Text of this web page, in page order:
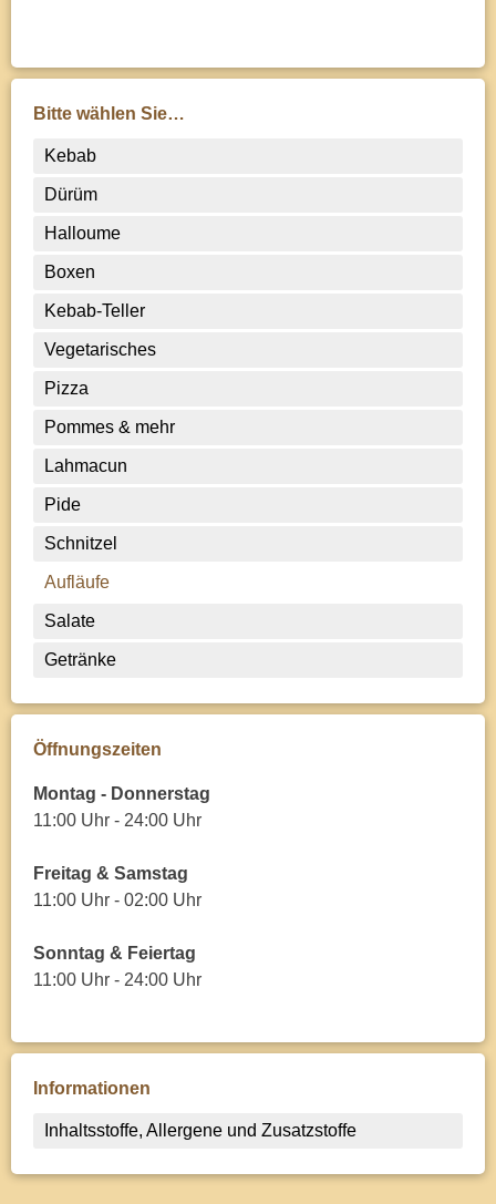
Bitte wählen Sie…
Kebab
Dürüm
Halloume
Boxen
Kebab-Teller
Vegetarisches
Pizza
Pommes & mehr
Lahmacun
Pide
Schnitzel
Aufläufe
Salate
Getränke
Öffnungszeiten
Montag - Donnerstag
11:00 Uhr - 24:00 Uhr
Freitag & Samstag
11:00 Uhr - 02:00 Uhr
Sonntag & Feiertag
11:00 Uhr - 24:00 Uhr
Informationen
Inhaltsstoffe, Allergene und Zusatzstoffe